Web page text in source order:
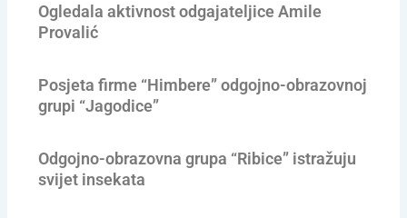
Ogledala aktivnost odgajateljice Amile
Provalić
Posjeta firme “Himbere” odgojno-obrazovnoj
grupi “Jagodice”
Odgojno-obrazovna grupa “Ribice” istražuju
svijet insekata